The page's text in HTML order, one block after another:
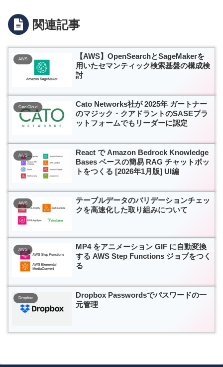
関連記事
AWS
【AWS】OpenSearchとSageMakerを
用いたセマンティック検索基盤の構成検
討
Cato Cloud
Cato Networks社が 2025年 ガートナー
のマジック・クアドラントのSASEプラ
ットフォームでもリーダーに認定
AWS
React で Amazon Bedrock Knowledge
Bases ベースの簡易 RAG チャットボッ
トをつくる [2026年1月版] UI編
AWS
テーブルデータのバリデーションチェッ
クを高速化した取り組みについて
AWS
MP4 をアニメーション GIF に自動変換
する AWS Step Functions ジョブをつく
る
Dropbox
Dropbox Passwordsでパスワードの一
元管理